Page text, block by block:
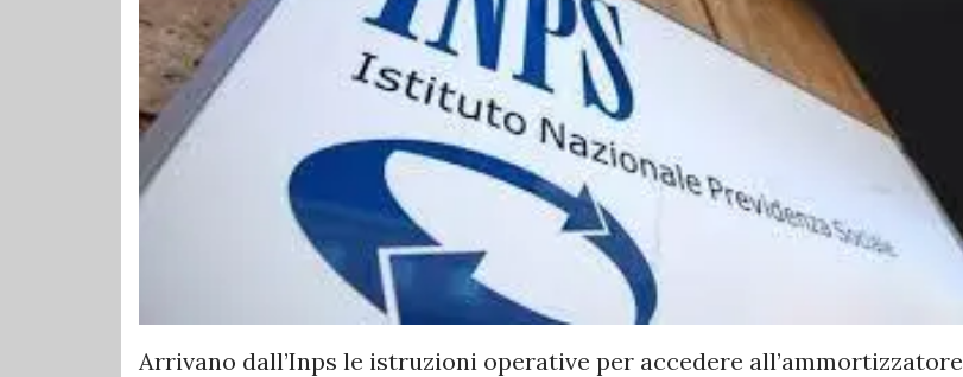
Arrivano dall’Inps le istruzioni operative per accedere all’ammortizzatore